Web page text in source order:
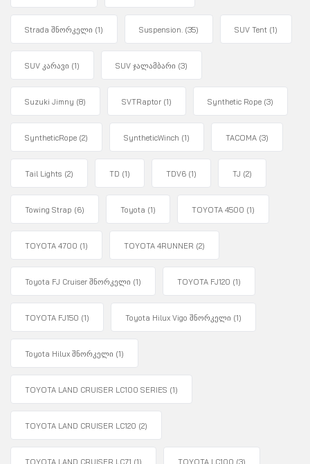
Strada შნორკელი (1) Suspension. (35) SUV Tent (1)
SUV კარავი (1) SUV ჯალამბარი (3)
Suzuki Jimny (8) SVTRaptor (1) Synthetic Rope (3)
SyntheticRope (2) SyntheticWinch (1) TACOMA (3)
Tail Lights (2) TD (1) TDV6 (1) TJ (2)
Towing Strap (6) Toyota (1) TOYOTA 4500 (1)
TOYOTA 4700 (1) TOYOTA 4RUNNER (2)
Toyota FJ Cruiser შნორკელი (1) TOYOTA FJ120 (1)
TOYOTA FJ150 (1) Toyota Hilux Vigo შნორკელი (1)
Toyota Hilux შნორკელი (1)
TOYOTA LAND CRUISER LC100 SERIES (1)
TOYOTA LAND CRUISER LC120 (2)